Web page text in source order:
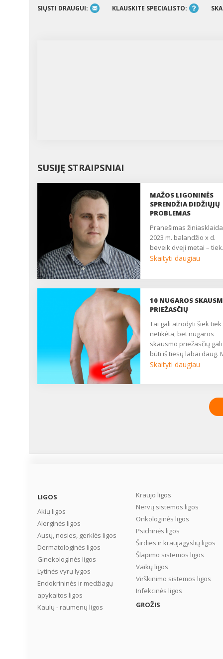
SIŲSTI DRAUGUI: KLAUSKITE SPECIALISTO:
SUSIJĘ STRAIPSNIAI
MAŽOS LIGONINĖS
SPRENDŽIA DIDŽIŲJŲ
PROBLEMAS
pranešimas žiniasklaidai,
2023 m. balandžio x d.
beveik dveji metai –
Skaityti daugiau
10 NUGAROS
PRIEŽASČIŲ
Tai gali atrodyti šiek tiek
netikėta, bet nugaros
skausmo priežasčių gali
būti iš tiesų labai daug.
dalinamės dešimtimi
Galbūt kai kurios iš jų
Skaityti daugiau
LIGOS
Akių ligos
Alerginės ligos
Ausų, nosies, gerklės ligos
Dermatologinės ligos
Ginekologinės ligos
Lytinės vyrų lygos
Endokrininės ir medžiagų
apykaitos ligos
Kaulų - raumenų ligos
Kraujo ligos
Nervų sistemos ligos
Onkologinės ligos
Psichinės ligos
Širdies ir kraujagyslių ligos
Šlapimo sistemos ligos
Vaikų ligos
Virškinimo sistemos ligos
Infekcinės ligos
GROŽIS